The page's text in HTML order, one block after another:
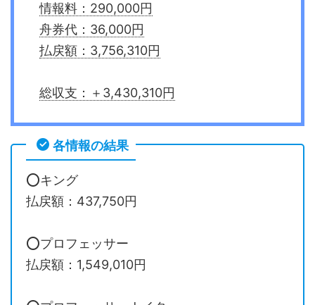
情報料：290,000円
舟券代：36,000円
払戻額：3,756,310円
総収支：＋3,430,310円
各情報の結果
⭕️キング
払戻額：437,750円
⭕️プロフェッサー
払戻額：1,549,010円